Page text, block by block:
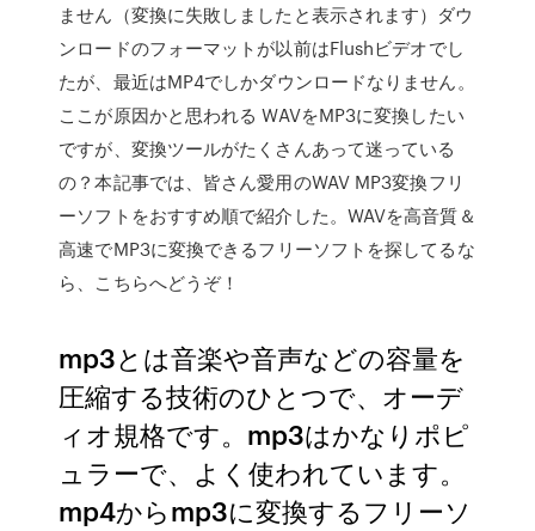
ません（変換に失敗しましたと表示されます）ダウ
ンロードのフォーマットが以前はFlushビデオでし
たが、最近はMP4でしかダウンロードなりません。
ここが原因かと思われる WAVをMP3に変換したい
ですが、変換ツールがたくさんあって迷っている
の？本記事では、皆さん愛用のWAV MP3変換フリ
ーソフトをおすすめ順で紹介した。WAVを高音質＆
高速でMP3に変換できるフリーソフトを探してるな
ら、こちらへどうぞ！
mp3とは音楽や音声などの容量を
圧縮する技術のひとつで、オーデ
ィオ規格です。mp3はかなりポピ
ュラーで、よく使われています。
mp4からmp3に変換するフリーソ